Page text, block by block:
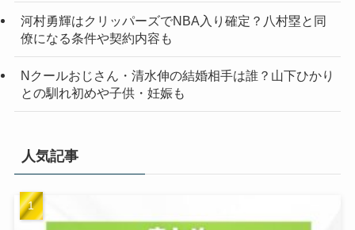
河村勇輝はクリッパーズでNBA入り確定？八村塁と同
僚になる条件や契約内容も
Nクールおじさん・清水伸の結婚相手は誰？山下ひかり
との馴れ初めや子供・妊娠も
人気記事